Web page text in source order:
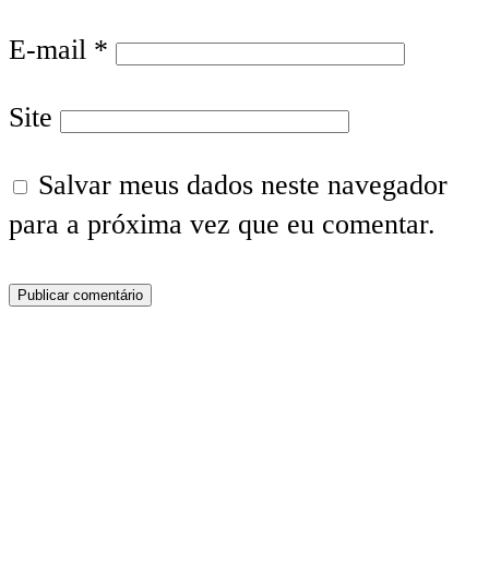
E-mail *
Site
Salvar meus dados neste navegador
para a próxima vez que eu comentar.